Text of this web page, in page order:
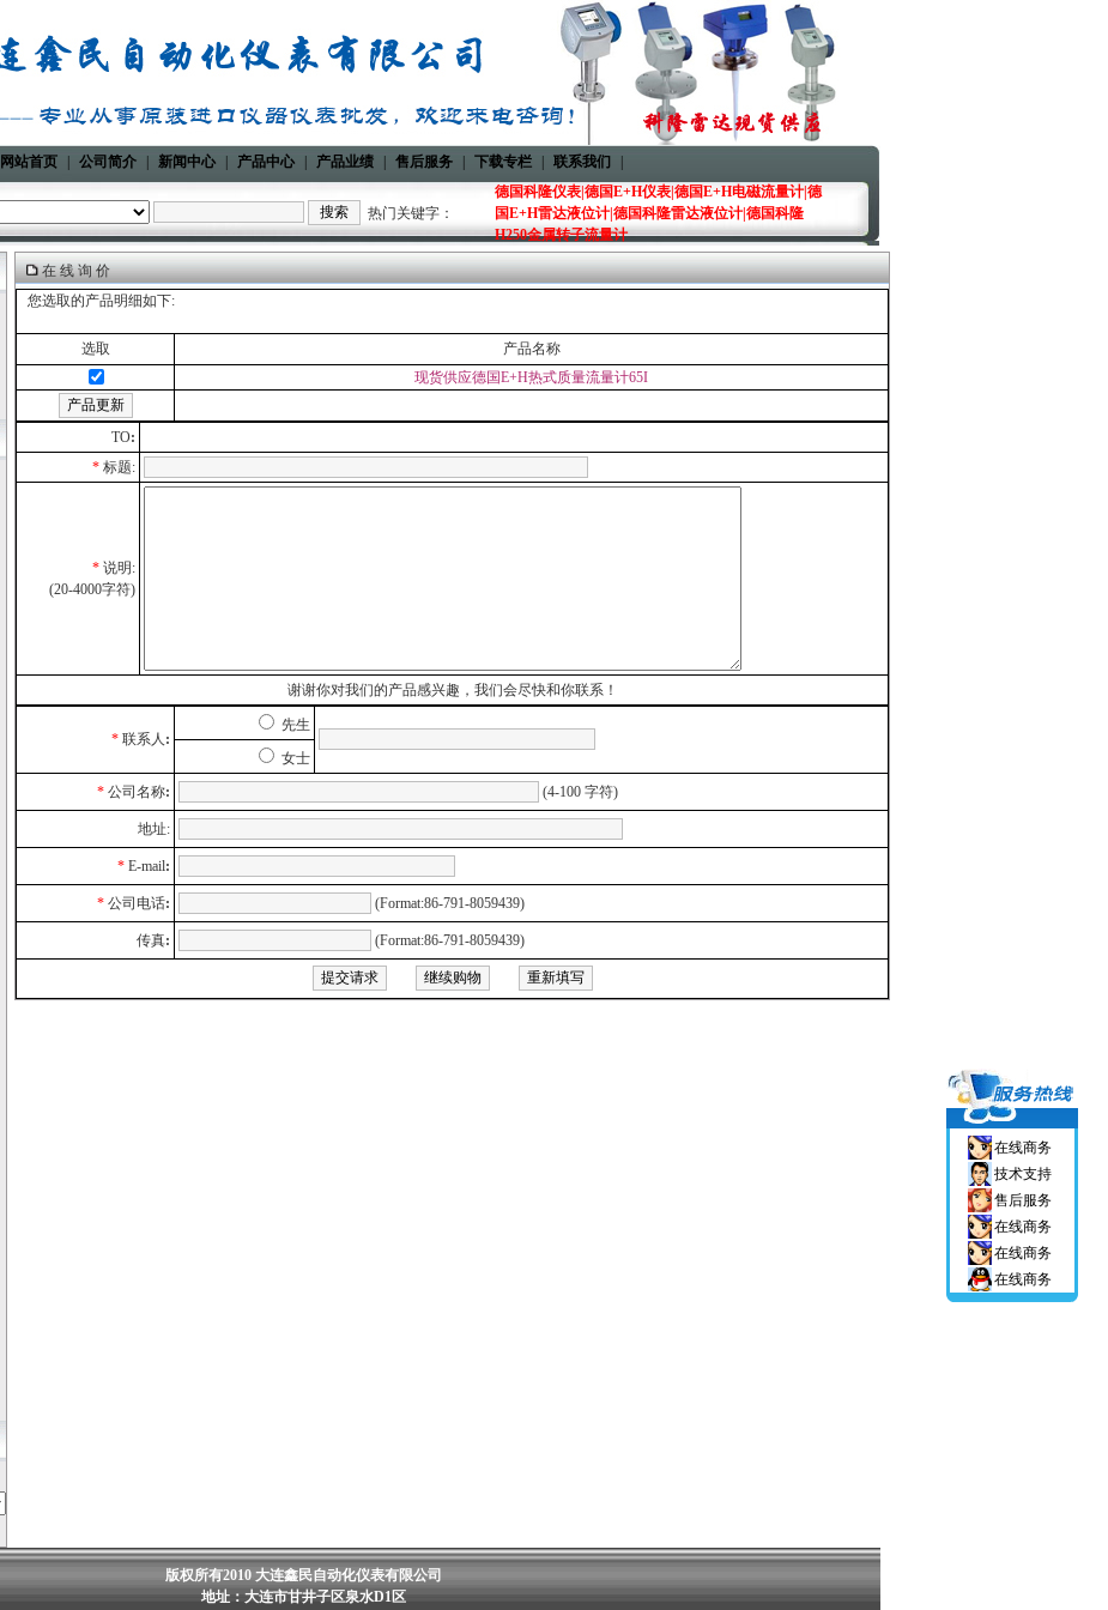
网站首页 公司简介 新闻中心 产品中心 产品业绩 售后服务 下载专栏 联系我们
热门关键字：
德国科隆仪表|德国E+H仪表|德国E+H电磁流量计|德
国E+H雷达液位计|德国科隆雷达液位计|德国科隆
H250金属转子流量计
在线商务
技术支持
售后服务
在线商务
在线商务
在线商务
在 线 询 价
您选取的产品明细如下:
选取
产品名称
现货供应德国E+H热式质量流量计65I
TO:
* 标题:
* 说明:
(20-4000字符)
谢谢你对我们的产品感兴趣，我们会尽快和你联系！
* 联系人 :
先生
女士
* 公司名称: (4-100 字符)
地址:
* E-mail:
* 公司电话: (Format:86-791-8059439)
传真: (Format:86-791-8059439)
版权所有2010 大连鑫民自动化仪表有限公司
地址：大连市甘井子区泉水D1区